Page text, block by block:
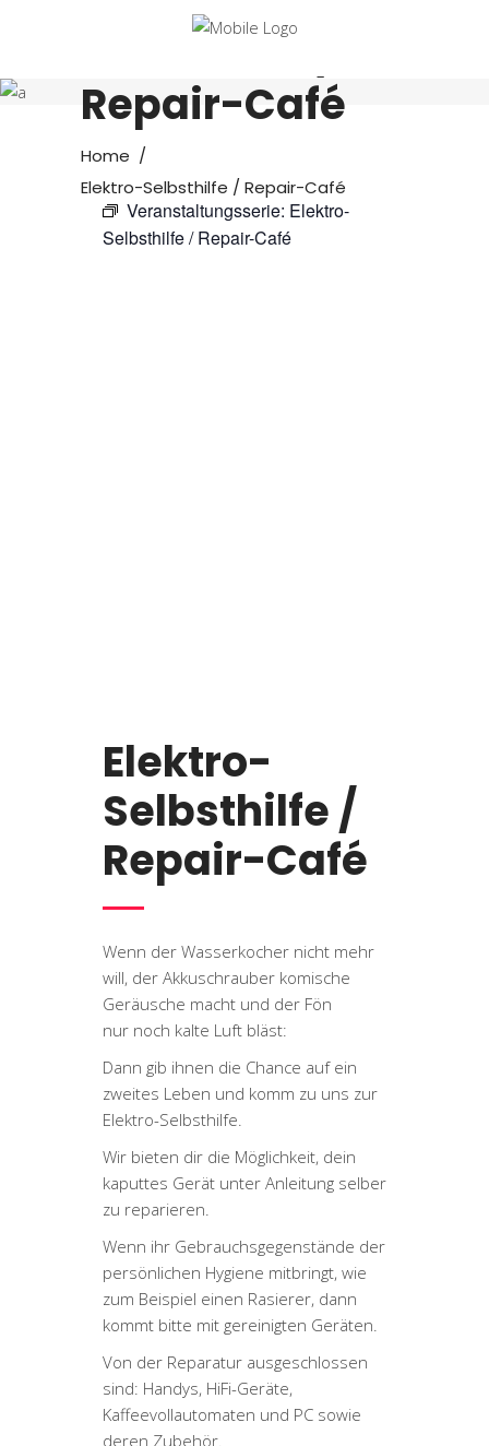
Selbsthilfe /
Repair-Café
Home /
Elektro-Selbsthilfe / Repair-Café
Veranstaltungsserie: Elektro-
Selbsthilfe / Repair-Café
Elektro-
Selbsthilfe /
Repair-Café
Wenn der Wasserkocher nicht mehr
will, der Akkuschrauber komische
Geräusche macht und der Fön
nur noch kalte Luft bläst:
Dann gib ihnen die Chance auf ein
zweites Leben und komm zu uns zur
Elektro-Selbsthilfe.
Wir bieten dir die Möglichkeit, dein
kaputtes Gerät unter Anleitung selber
zu reparieren.
Wenn ihr Gebrauchsgegenstände der
persönlichen Hygiene mitbringt, wie
zum Beispiel einen Rasierer, dann
kommt bitte mit gereinigten Geräten.
Von der Reparatur ausgeschlossen
sind: Handys, HiFi-Geräte,
Kaffeevollautomaten und PC sowie
deren Zubehör.